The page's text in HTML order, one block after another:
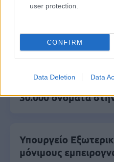
user protection.
CONFIRM
Data Deletion Data
2027 -
Προσλήψεις
30.000 ονόματα
Υπουργείο
μόνιμους